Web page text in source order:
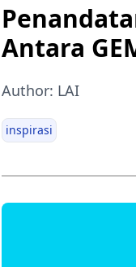
Antara
Author: LAI
inspirasi